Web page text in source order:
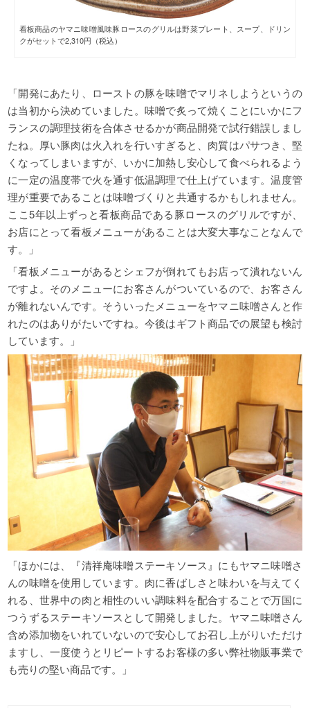
看板商品のヤマニ味噌風味豚ロースのグリルは野菜プレート、スープ、ドリン
クがセットで2,310円（税込）
「開発にあたり、ローストの豚を味噌でマリネしようというの
は当初から決めていました。 味噌で炙って焼くことにいかにフ
ランスの調理技術を合体させるかが商品開発で試行錯誤しまし
たね。
厚い豚肉は火入れを行いすぎると、肉質はパサつき、堅
くなってしまいますが、いかに加熱し安心して食べられるよう
に一定の温度帯で火を通す低温調理で仕上げています。温度管
理が重要であることは味噌づくりと共通するかもしれません。
ここ5年以上ずっと看板商品である豚ロースのグリルですが、
お店にとって看板メニューがあることは大変大事なことなんで
す。」
「看板メニューがあるとシェフが倒れてもお店って潰れないん
ですよ。 そのメニューにお客さんがついているので、お客さん
が離れないんです。 そういったメニューをヤマニ味噌さんと作
れたのはありがたいですね。 今後はギフト商品での展望も検討
しています。」
「ほかには、『清祥庵味噌ステーキソース』 にもヤマニ味噌さ
んの味噌を使用しています。肉に香ばしさと味わいを与えてく
れる、世界中の肉と相性のいい調味料を配合することで万国に
つうずるステーキソースとして開発しました。 ヤマニ味噌さん
含め添加物をいれていないので安心してお召し上がりいただけ
ますし、一度使うとリピートするお客様の多い弊社物販事業で
も売りの堅い商品です。」